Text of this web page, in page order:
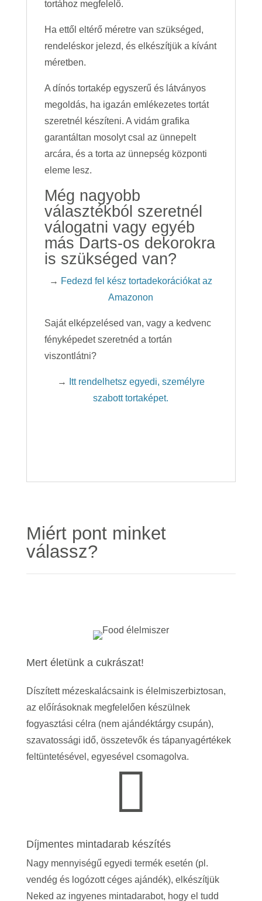
tortához megfelelő.
Ha ettől eltérő méretre van szükséged,
rendeléskor jelezd, és elkészítjük a kívánt
méretben.
A dínós tortakép egyszerű és látványos
megoldás, ha igazán emlékezetes tortát
szeretnél készíteni. A vidám grafika
garantáltan mosolyt csal az ünnepelt
arcára, és a torta az ünnepség központi
eleme lesz.
Még nagyobb
választékból szeretnél
válogatni vagy egyéb
más Darts-os dekorokra
is szükséged van?
→ Fedezd fel kész tortadekorációkat az
Amazonon
Saját elképzelésed van, vagy a kedvenc
fényképedet szeretnéd a tortán
viszontlátni?
→
Itt rendelhetsz egyedi, személyre
szabott tortaképet.
Miért pont minket
válassz?
Mert életünk a cukrászat!
Díszített mézeskalácsaink is élelmiszerbiztosan,
az előírásoknak megfelelően készülnek
fogyasztási célra (nem ajándéktárgy csupán),
szavatossági idő, összetevők és tápanyagértékek
feltüntetésével, egyesével csomagolva.

Díjmentes mintadarab készítés
Nagy mennyiségű egyedi termék esetén (pl.
vendég és logózott céges ajándék), elkészítjük
Neked az ingyenes mintadarabot, hogy el tudd